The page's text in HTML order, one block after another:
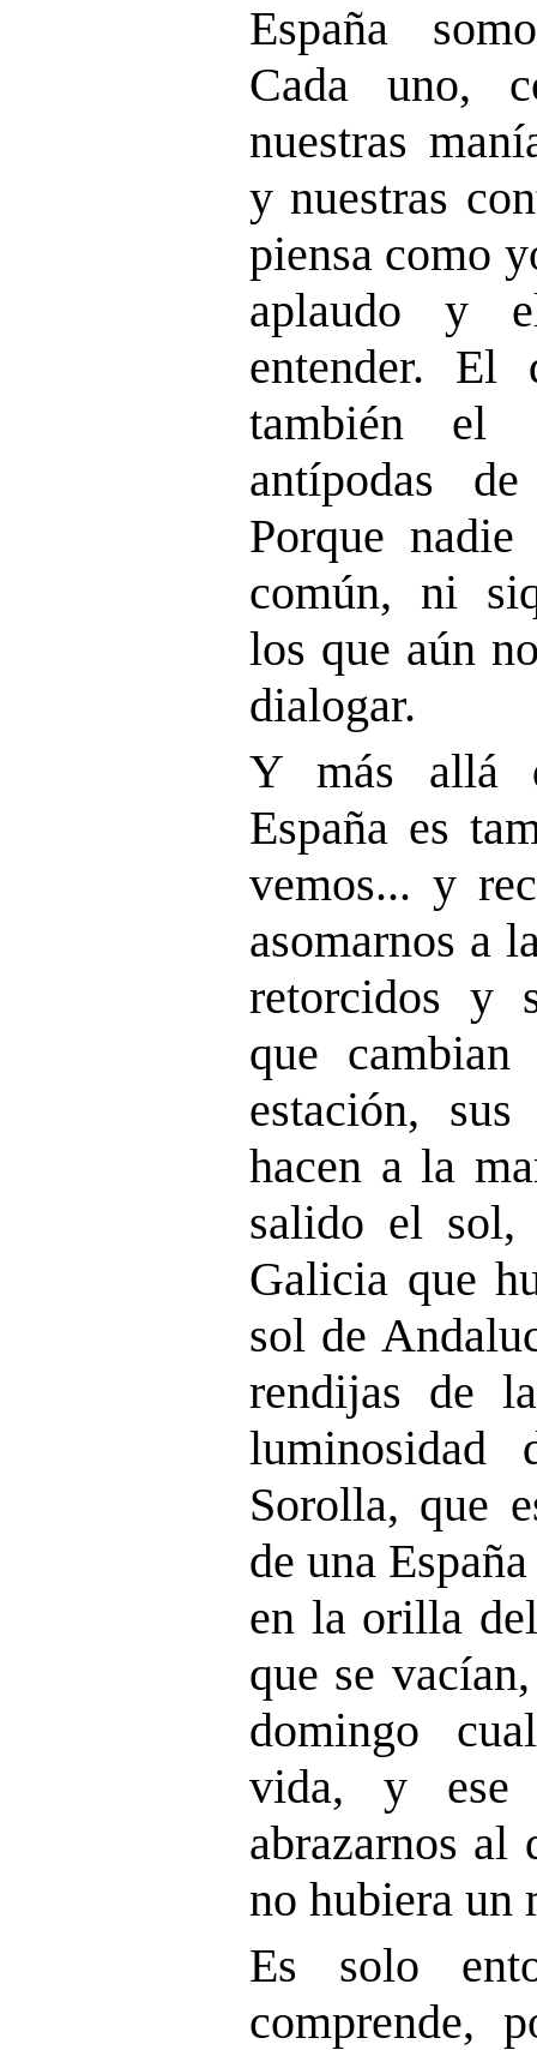
España
Cada uno,
nuestras
y nuestras
piensa como
aplaudo y
entender. El
también el
antípodas
Porque
común, ni
los que aún
dialogar.
Y más allá
España es
vemos... y
asomarnos a
retorcidos y
que
estación,
hacen a la
salido el sol,
Galicia que
sol de
rendijas de
luminosidad
Sorolla, que
de una
en la orilla
que se
domingo
vida, y ese
abrazarnos al
no hubiera un
Es solo
comprende,